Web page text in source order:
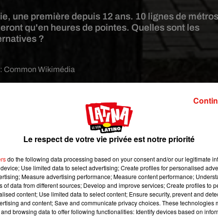
une première depuis 12 ans. 10 lignes de métros
qu'en heures de pointes. Quelles sont les
?
Common Wikimédia
Le Parisien a compiler plusieurs
d’être à l’heure, transports ou pas.
prisées. Plusieurs opérateurs profitent de l'absence de
le code « ALLERRETOUR ». Voi et Bird annulent les frais de
B Mobility réduit ses tarifs au démarrage et le prix sera
(au lieu de 25 centimes).
vélo
(Uber) et la RATP offrent deux trajets de 15 minutes à
Le respect de votre vie privée est notre priorité
do the following data processing based on your consent and/or our legitimate
Use limited data to select advertising; Create profiles for personalised
Measure advertising performance; Measure content performance;
of data from different sources; Develop and improve services; Create profiles to
content; Use limited data to select content; Ensure security, prevent and
and content; Save and communicate privacy choices. These technologies
browsing data to offer following functionalities: Identify devices based on